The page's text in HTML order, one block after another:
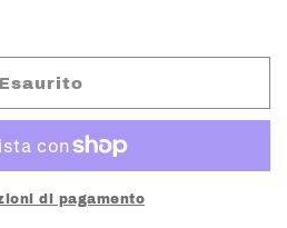
Esaurito
di pagamento